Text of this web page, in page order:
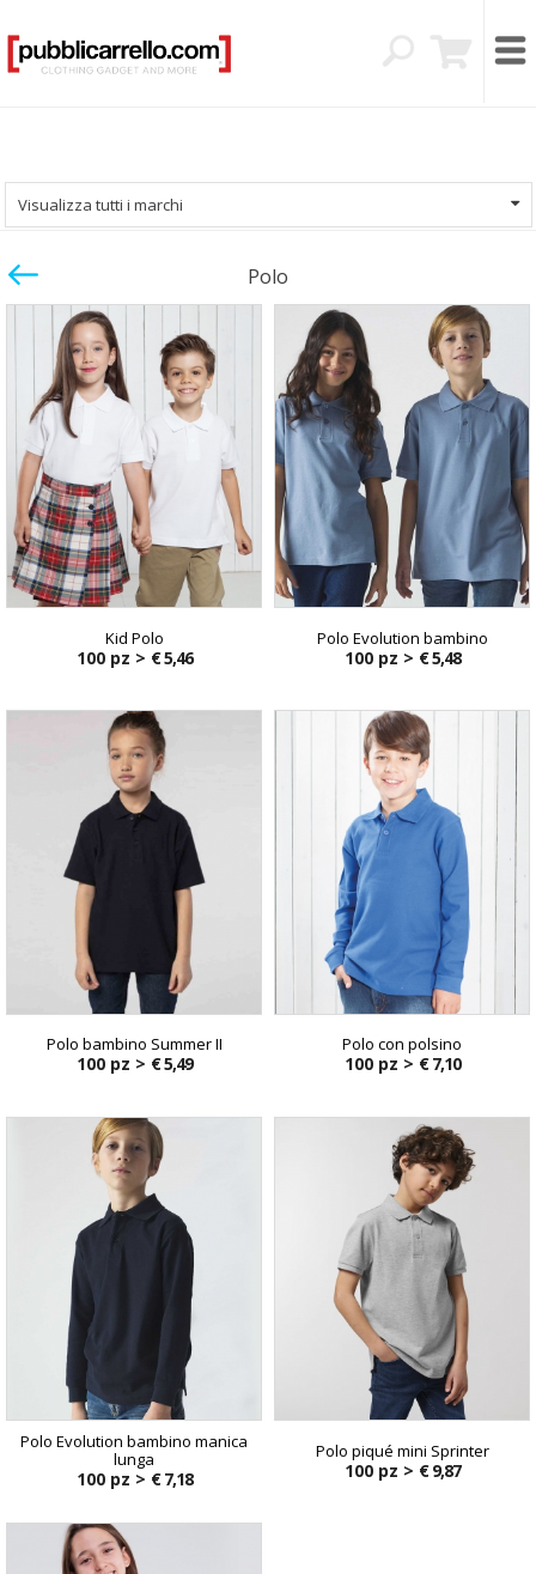
Visualizza tutti i marchi
Polo
Kid Polo
100 pz > € 5,46
Polo Evolution bambino
100 pz > € 5,48
Polo bambino Summer II
100 pz > € 5,49
Polo con polsino
100 pz > € 7,10
Polo Evolution bambino manica
lunga
100 pz > € 7,18
Polo piqué mini Sprinter
100 pz > € 9,87